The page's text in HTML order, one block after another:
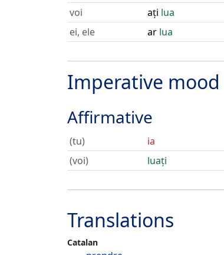
voi
ați lua
ei, ele
ar lua
Imperative mood
Affirmative
(tu)
ia
(voi)
luați
Translations
Catalan